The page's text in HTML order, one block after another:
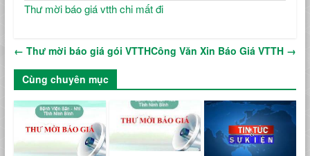
Thư mời báo giá vtth chi mất đi
← Thư mời báo giá gói VTTHCông Văn Xin Báo Giá VTTH →
Cùng chuyên mục